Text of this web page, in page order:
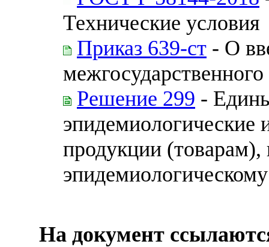
Технические условия
Приказ 639-ст - О
межгосударственного
Решение 299 -
эпидемиологические
продукции
На документ